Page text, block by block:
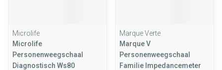
Microlife
Microlife
Personenweegschaal
Diagnostisch Ws80
Marque Verte
Marque V
Personenweegschaal
Familie Impedancemeter